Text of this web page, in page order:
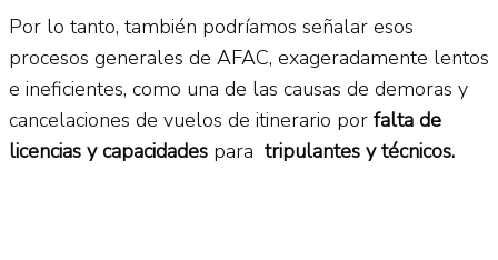
Por lo tanto, también podríamos señalar esos
procesos generales de AFAC, exageradamente lentos
e ineficientes, como una de las causas de demoras y
cancelaciones de vuelos de itinerario por falta de
licencias y capacidades para tripulantes y técnicos.